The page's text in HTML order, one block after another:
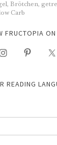
,Brötchen,
Carb
FRUCTOPIA ON
READING